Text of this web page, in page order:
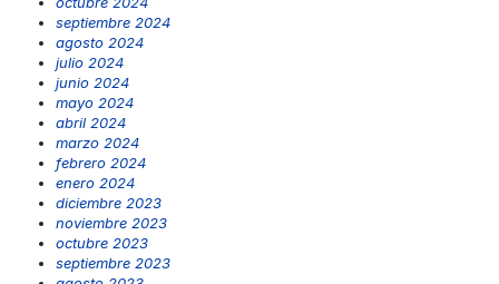
septiembre 2024
agosto 2024
julio 2024
junio 2024
mayo 2024
abril 2024
marzo 2024
febrero 2024
enero 2024
diciembre 2023
noviembre 2023
octubre 2023
septiembre 2023